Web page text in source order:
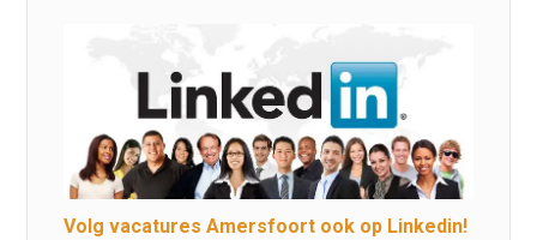
Volg vacatures Amersfoort ook op Linkedin!